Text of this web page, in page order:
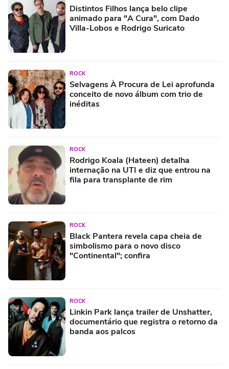
Distintos Filhos lança belo clipe
animado para "A Cura", com Dado
Villa-Lobos e Rodrigo Suricato
ROCK
Selvagens À Procura de Lei aprofunda
conceito de novo álbum com trio de
inéditas
ROCK
Rodrigo Koala (Hateen) detalha
internação na UTI e diz que entrou na
fila para transplante de rim
ROCK
Black Pantera revela capa cheia de
simbolismo para o novo disco
"Continental"; confira
ROCK
Linkin Park lança trailer de Unshatter,
documentário que registra o retorno da
banda aos palcos